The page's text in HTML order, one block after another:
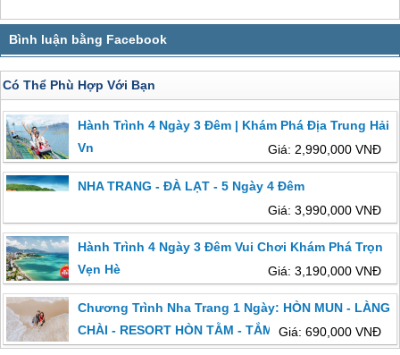
Có Thể Phù Hợp Với Bạn
Hành Trình 4 Ngày 3 Đêm | Khám Phá Địa Trung Hải
Vn
Giá: 2,990,000 VNĐ
NHA TRANG - ĐÀ LẠT - 5 Ngày 4 Đêm
Giá: 3,990,000 VNĐ
Hành Trình 4 Ngày 3 Đêm Vui Chơi Khám Phá Trọn
Vẹn Hè
Giá: 3,190,000 VNĐ
Chương Trình Nha Trang 1 Ngày: HÒN MUN - LÀNG
CHÀI - RESORT HÒN TẰM - TẮM BÙNGiá: 690,000 VNĐ